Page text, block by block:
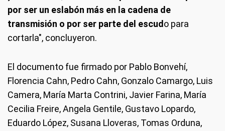
por ser un eslabón más en la cadena de
transmisión o por ser parte del escud o para
cortarla", concluyeron.
El documento fue firmado por Pablo Bonvehí,
Florencia Cahn, Pedro Cahn, Gonzalo Camargo, Luis
Camera, María Marta Contrini, Javier Farina, María
Cecilia Freire, Angela Gentile, Gustavo Lopardo,
Eduardo López, Susana Lloveras, Tomas Orduna,